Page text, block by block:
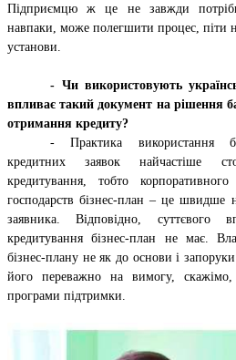
Підприємцю ж це не завжди
навпаки, може полегшити процес, піти
установи.
- Чи використовують
впливає такий документ на рішення
отримання кредиту?
- Практика використання
кредитних заявок найчастіше
кредитування, тобто
господарств бізнес-план – це швидше
заявника. Відповідно,
кредитування бізнес-план не має.
бізнес-плану не як до основи і
його переважно на вимогу, скажімо,
програми підтримки.